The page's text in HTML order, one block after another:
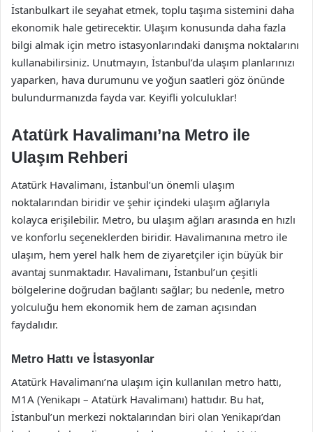
İstanbulkart ile seyahat etmek, toplu taşıma sistemini daha
ekonomik hale getirecektir. Ulaşım konusunda daha fazla
bilgi almak için metro istasyonlarındaki danışma noktalarını
kullanabilirsiniz. Unutmayın, İstanbul’da ulaşım planlarınızı
yaparken, hava durumunu ve yoğun saatleri göz önünde
bulundurmanızda fayda var. Keyifli yolculuklar!
Atatürk Havalimanı’na Metro ile
Ulaşım Rehberi
Atatürk Havalimanı, İstanbul’un önemli ulaşım
noktalarından biridir ve şehir içindeki ulaşım ağlarıyla
kolayca erişilebilir. Metro, bu ulaşım ağları arasında en hızlı
ve konforlu seçeneklerden biridir. Havalimanına metro ile
ulaşım, hem yerel halk hem de ziyaretçiler için büyük bir
avantaj sunmaktadır. Havalimanı, İstanbul’un çeşitli
bölgelerine doğrudan bağlantı sağlar; bu nedenle, metro
yolculuğu hem ekonomik hem de zaman açısından
faydalıdır.
Metro Hattı ve İstasyonlar
Atatürk Havalimanı’na ulaşım için kullanılan metro hattı,
M1A (Yenikapı – Atatürk Havalimanı) hattıdır. Bu hat,
İstanbul’un merkezi noktalarından biri olan Yenikapı’dan